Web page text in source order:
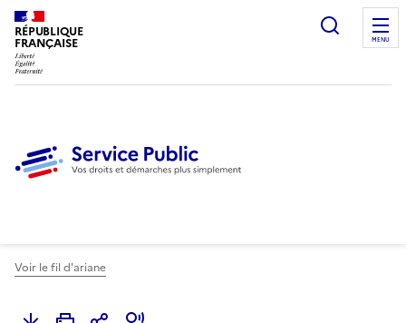
RÉPUBLIQUE
FRANÇAISE
Ouvrir
MENU
Voir le fil d'ariane